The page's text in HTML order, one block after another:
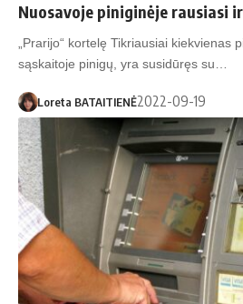
Nuosavoje piniginėje rausiasi
„Prarijo“ kortelę Tikriausiai kiekvienas
sąskaitoje pinigų, yra susidūręs su…
Loreta BATAITIENĖ2022-09-19